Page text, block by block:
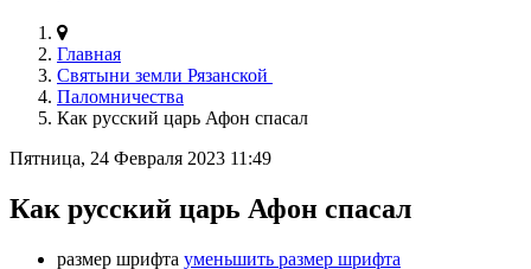
Главная
Святыни земли Рязанской
Паломничества
Как русский царь Афон спасал
Пятница, 24 Февраля 2023 11:49
Как русский царь Афон спасал
размер шрифта уменьшить размер шрифта